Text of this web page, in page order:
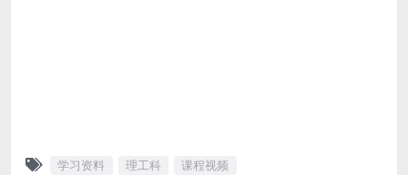
学习资料 理工科 课程视频